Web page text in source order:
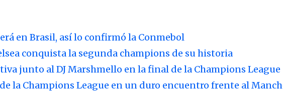
en Brasil, así lo confirmó la Conmebol
conquista la segunda champions de su historia
junto al DJ Marshmello en la final de la Champions League
la Champions League en un duro encuentro frente al